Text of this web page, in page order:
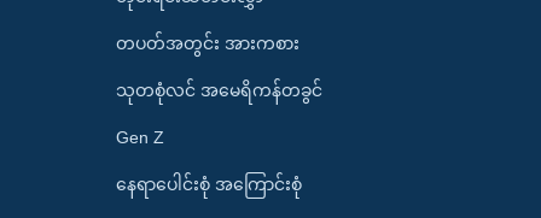
တပတ်အတွင်း အားကစား
သုတစုံလင် အမေရိကန်တခွင်
Gen Z
နေရာပေါင်းစုံ အကြောင်းစုံ